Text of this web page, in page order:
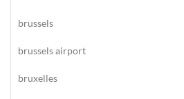
brussels
brussels airport
bruxelles